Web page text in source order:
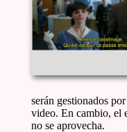
serán gestionados
video. En cambio, el
no se aprovecha.